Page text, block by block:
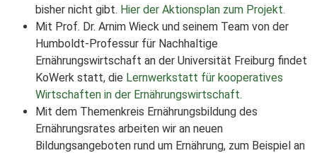
bisher nicht gibt. Hier der Aktionsplan zum Projekt.
Mit Prof. Dr. Arnim Wieck und seinem Team von der
Humboldt-Professur für Nachhaltige
Ernährungswirtschaft an der Universität Freiburg findet
KoWerk statt, die Lernwerkstatt für kooperatives
Wirtschaften in der Ernährungswirtschaft.
Mit dem Themenkreis Ernährungsbildung des
Ernährungsrates arbeiten wir an neuen
Bildungsangeboten rund um Ernährung, zum Beispiel an